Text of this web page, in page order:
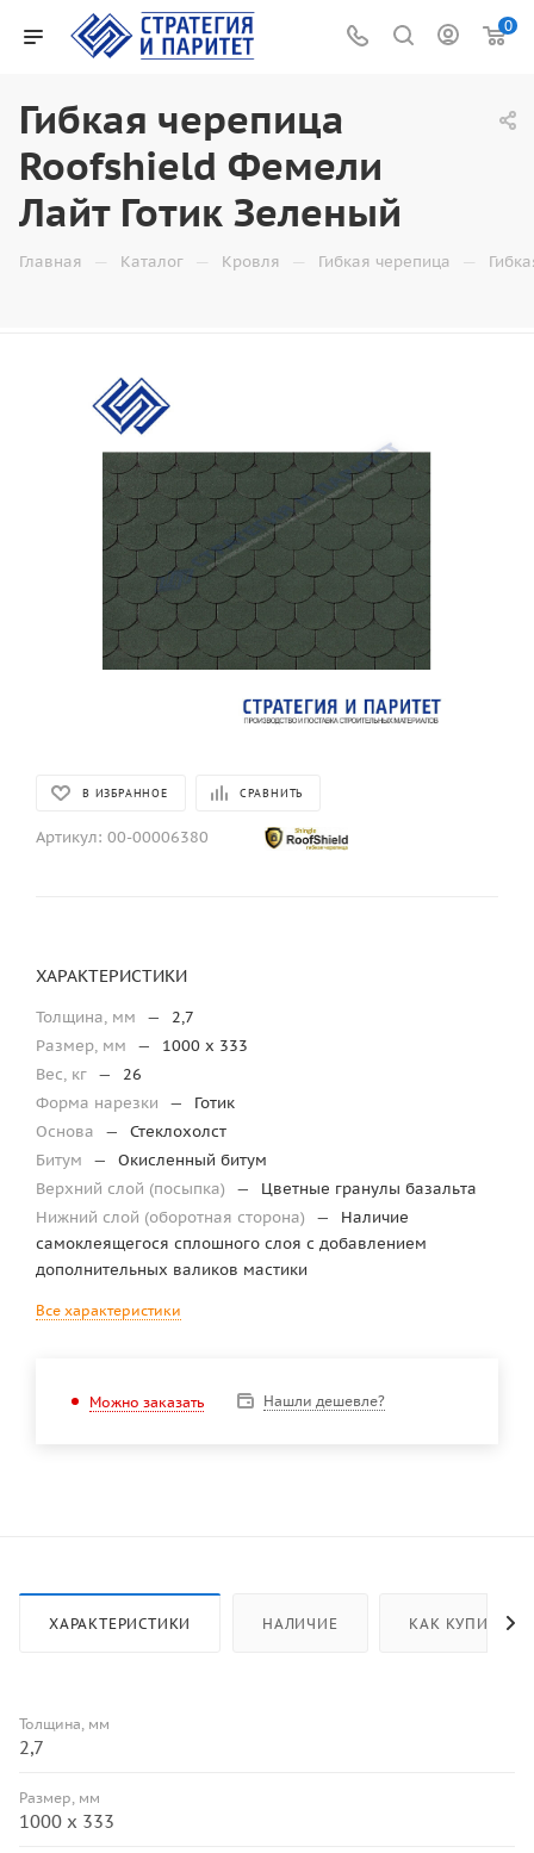
0
Гибкая черепица
Roofshield Фемели
Лайт Готик Зеленый
Главная — Каталог — Кровля — Гибкая черепица —
В ИЗБРАННОЕ СРАВНИТЬ
Артикул: 00-00006380
ХАРАКТЕРИСТИКИ
Толщина, мм —
2,7
Размер, мм
—
1000 х 333
Вес, кг —
26
Форма нарезки
—
Готик
Основа
—
Стеклохолст
Битум
—
Окисленный битум
Верхний слой (посыпка)
—
Цветные гранулы базальта
Нижний слой (оборотная сторона)
—
Наличие
самоклеящегося сплошного слоя с добавлением
дополнительных валиков мастики
Все характеристики
Можно заказать Нашли дешевле?
ХАРАКТЕРИСТИКИ НАЛИЧИЕ КАК КУПИТЬ
Толщина, мм
2,7
Размер, мм
1000 х 333